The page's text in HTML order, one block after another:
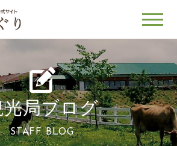
光局ブログ
STAFF BLOG